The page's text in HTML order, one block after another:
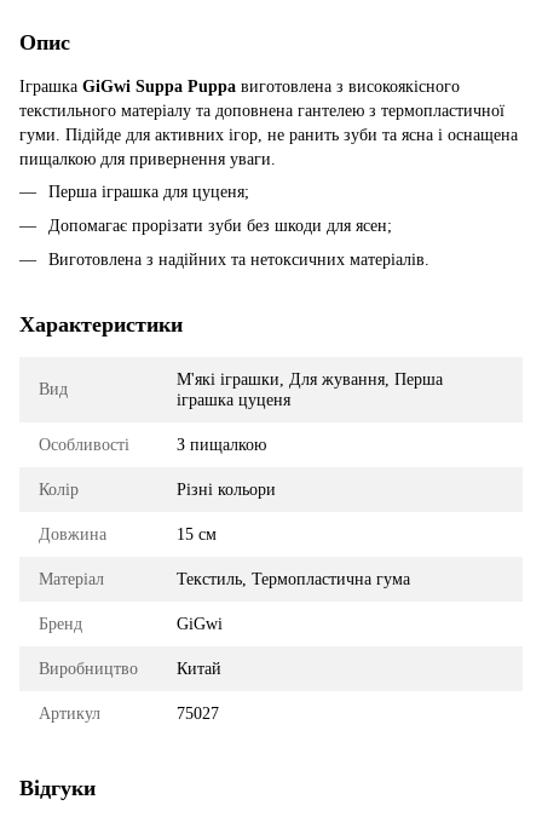
Опис
Іграшка GiGwi Suppa Puppa виготовлена з високоякісного
текстильного матеріалу та доповнена гантелею з термопластичної
гуми. Підійде для активних ігор, не ранить зуби та ясна і оснащена
пищалкою для привернення уваги.
Перша іграшка для цуценя;
Допомагає прорізати зуби без шкоди для ясен;
Виготовлена ​​з надійних та нетоксичних матеріалів.
Характеристики
Вид
М'які іграшки, Для жування, Перша
іграшка цуценя
Особливості З пищалкою
Колір Різні кольори
Довжина 15 см
Матеріал Текстиль, Термопластична гума
Бренд GiGwi
Виробництво Китай
Артикул 75027
Відгуки